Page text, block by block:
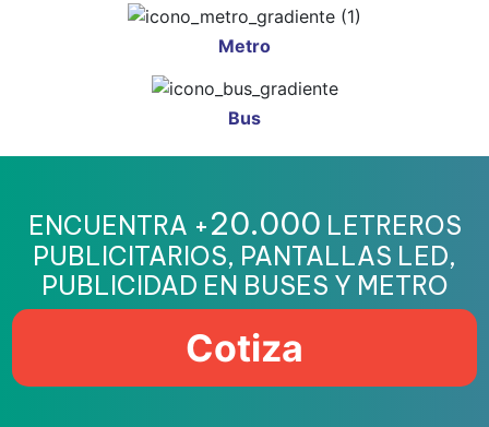
Metro
Bus
ENCUENTRA +20.000 LETREROS
PUBLICITARIOS, PANTALLAS LED,
PUBLICIDAD EN BUSES Y METRO
Cotiza